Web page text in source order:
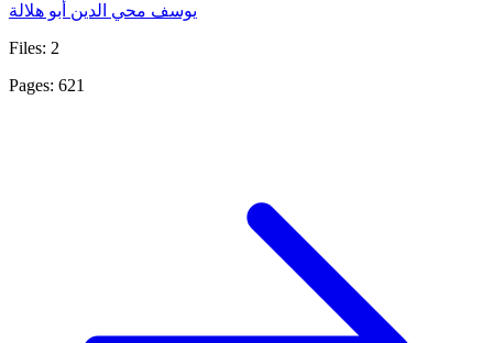
يوسف محي الدين أبو هلالة
Files: 2
Pages: 621